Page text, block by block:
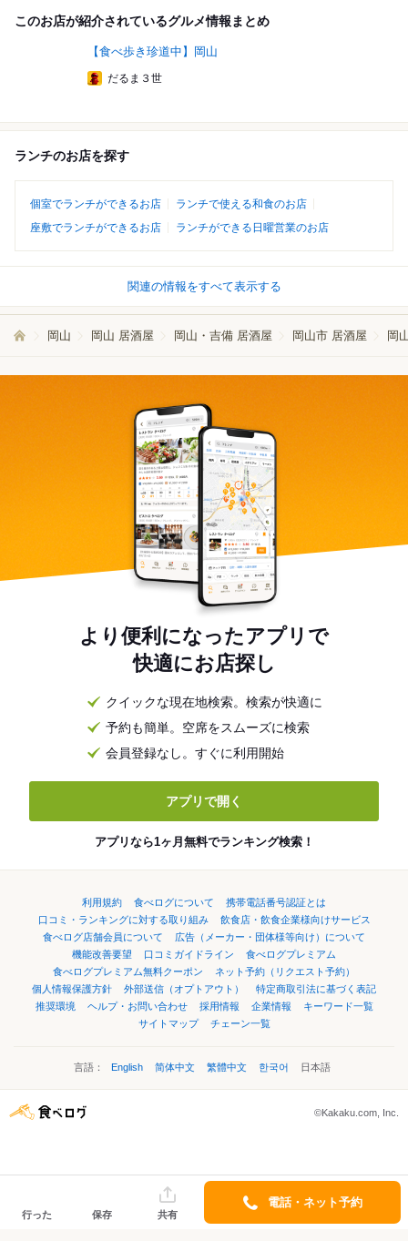
このお店が紹介されているグルメ情報まとめ
【食べ歩き珍道中】岡山
だるま３世
ランチのお店を探す
個室でランチができるお店
ランチで使える和食のお店
座敷でランチができるお店
ランチができる日曜営業のお店
関連の情報をすべて表示する
岡山 岡山 居酒屋 岡山・吉備 居酒屋 岡山市 居酒屋 岡
より便利になったアプリで
快適にお店探し
クイックな現在地検索。検索が快適に
予約も簡単。空席をスムーズに検索
会員登録なし。すぐに利用開始
アプリで開く
アプリなら1ヶ月無料でランキング検索！
利用規約 食べログについて
携帯電話番号認証とは
口コミ・ランキングに対する取り組み
飲食店・飲食企業様向けサービス
食べログ店舗会員について
広告（メーカー・団体様等向け）について
機能改善要望
口コミガイドライン
食べログプレミアム
食べログプレミアム無料クーポン
ネット予約（リクエスト予約）
個人情報保護方針
外部送信（オプトアウト）
特定商取引法に基づく表記
推奨環境
ヘルプ・お問い合わせ 採用情報 企業情報
キーワード一覧
サイトマップ
チェーン一覧
言語： English 简体中文 繁體中文 한국어 日本語
©Kakaku.com, Inc.
行った 保存 共有
電話・ネット予約